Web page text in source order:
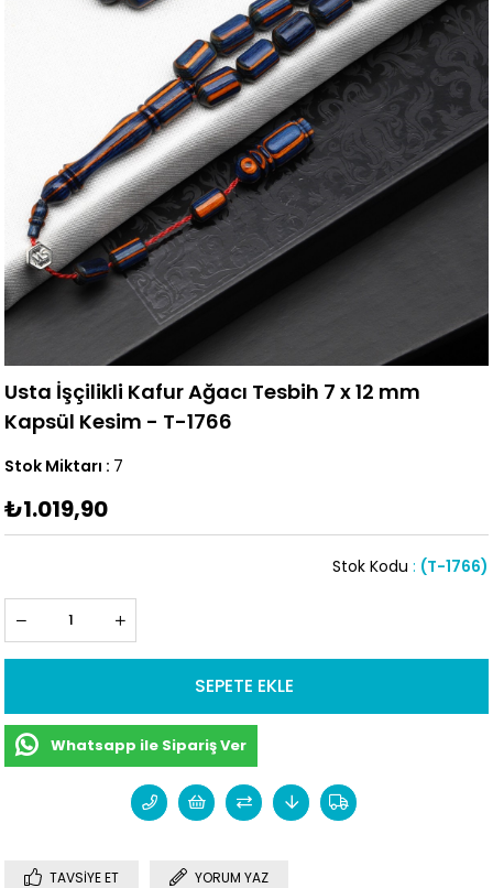
Usta İşçilikli Kafur Ağacı Tesbih 7 x 12 mm
Kapsül Kesim - T-1766
Stok Miktarı : 7
₺1.019,90
(T-1766)
Stok Kodu
Whatsapp ile Sipariş Ver
TAVSIYE ET YORUM YAZ